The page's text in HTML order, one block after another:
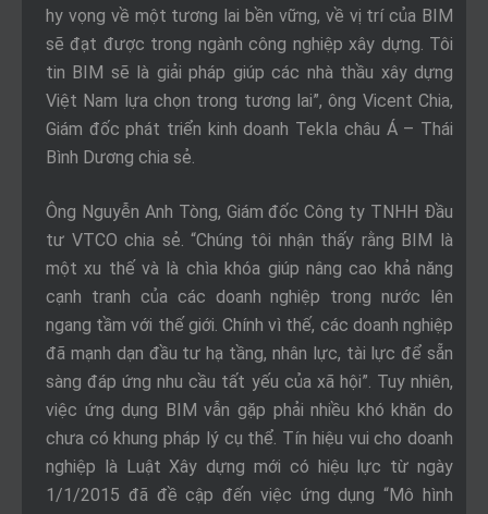
hy vọng về một tương lai bền vững, về vị trí của BIM
sẽ đạt được trong ngành công nghiệp xây dựng. Tôi
tin BIM sẽ là giải pháp giúp các nhà thầu xây dựng
Việt Nam lựa chọn trong tương lai”, ông Vicent Chia,
Giám đốc phát triển kinh doanh Tekla châu Á – Thái
Bình Dương chia sẻ.
Ông Nguyễn Anh Tòng, Giám đốc Công ty TNHH Đầu
tư VTCO chia sẻ. “Chúng tôi nhận thấy rằng BIM là
một xu thế và là chìa khóa giúp nâng cao khả năng
cạnh tranh của các doanh nghiệp trong nước lên
ngang tầm với thế giới. Chính vì thế, các doanh nghiệp
đã mạnh dạn đầu tư hạ tầng, nhân lực, tài lực để sẵn
sàng đáp ứng nhu cầu tất yếu của xã hội”. Tuy nhiên,
việc ứng dụng BIM vẫn gặp phải nhiều khó khăn do
chưa có khung pháp lý cụ thể. Tín hiệu vui cho doanh
nghiệp là Luật Xây dựng mới có hiệu lực từ ngày
1/1/2015 đã đề cập đến việc ứng dụng “Mô hình